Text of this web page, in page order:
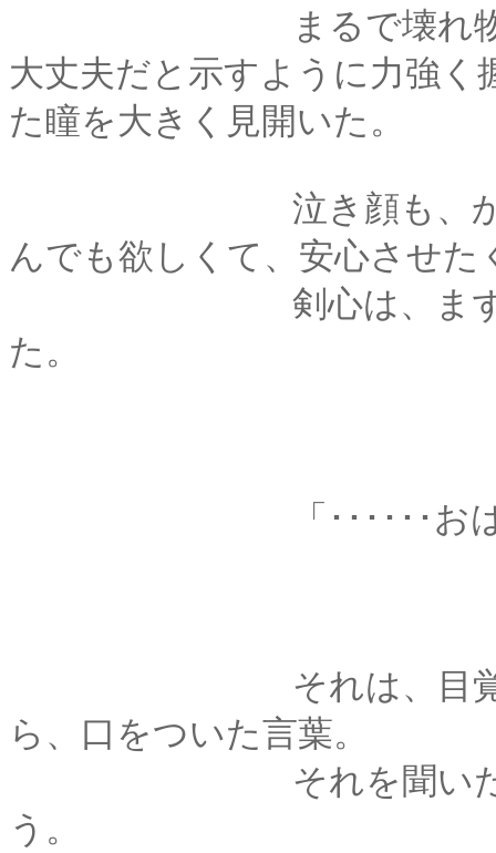
まるで壊れ物を扱う
大丈夫だと示すように力強
た瞳を大きく見開いた。
泣き顔も、かわいい
んでも欲しくて、安心させた
剣心は、まず何か言
た。
「･･････おは
それは、目覚めた後
ら、口をついた言葉。
それを聞いた弥彦が
う。